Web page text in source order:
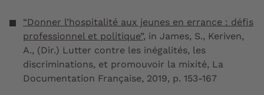
“Donner l’hospitalité aux jeunes en errance : défis
professionnel et politique”, in James, S., Keriven,
A., (Dir.) Lutter contre les inégalités, les
discriminations, et promouvoir la mixité, La
Documentation Française, 2019, p. 153-167